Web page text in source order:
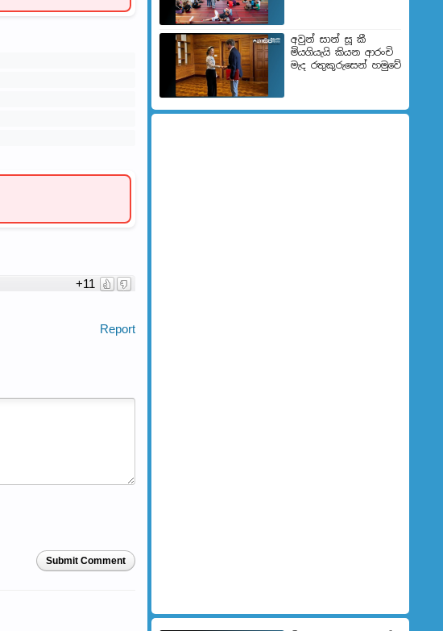
+11
Report
Submit Comment
අවුන් සාන් සූ කී
මියගියැයි කියන ආරංචි
මැද රතුකුරුසෙන් හමුවේ